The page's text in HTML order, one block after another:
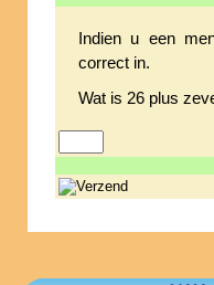
Indien u een
correct in.
Wat is 26 plus